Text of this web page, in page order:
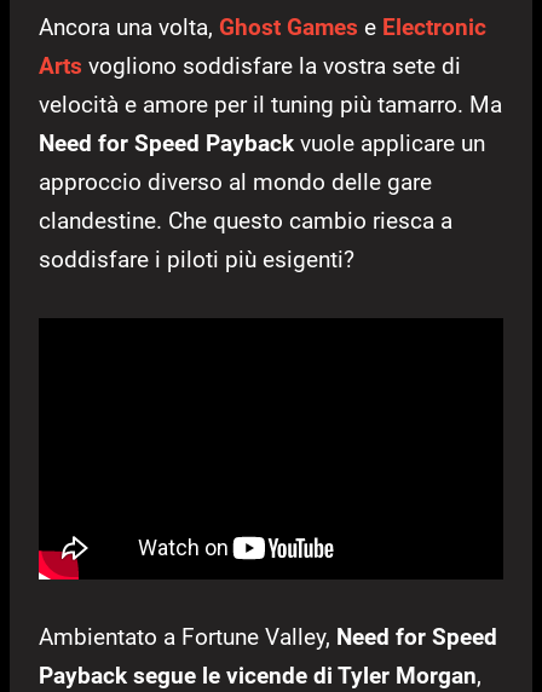
Ancora una volta, Ghost Games e Electronic
Arts vogliono soddisfare la vostra sete di
velocità e amore per il tuning più tamarro. Ma
Need for Speed Payback vuole applicare un
approccio diverso al mondo delle gare
clandestine. Che questo cambio riesca a
soddisfare i piloti più esigenti?
Ambientato a Fortune Valley, Need for Speed
Payback segue le vicende di Tyler Morgan,